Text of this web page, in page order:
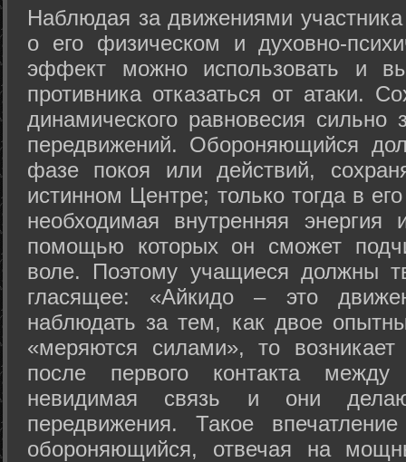
Hаблюдая за движениями
о его физическом и духовно-
эффект можно использовать и
противника отказаться от атаки.
динамического равновесия сильно
передвижений. Обороняющийся
фазе покоя или действий,
истинном Центре; только тогда в
необходимая внутренняя
помощью которых он сможет
воле. Поэтому учащиеся должны
гласящее: «Айкидо – это
наблюдать за тем, как двое
«меряются силами», то возникает
после первого контакта
невидимая связь и они
передвижения. Такое
обороняющийся, отвечая на